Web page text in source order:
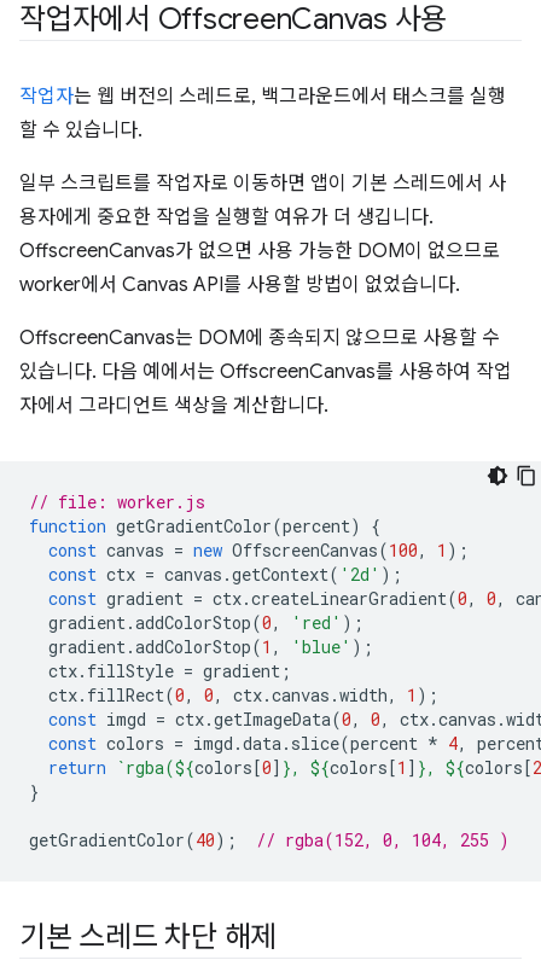
작업자에서 OffscreenCanvas 사용
작업자는 웹 버전의 스레드로, 백그라운드에서 태스크를 실행
할 수 있습니다.
일부 스크립트를 작업자로 이동하면 앱이 기본 스레드에서 사
용자에게 중요한 작업을 실행할 여유가 더 생깁니다.
OffscreenCanvas가 없으면 사용 가능한 DOM이 없으므로
worker에서 Canvas API를 사용할 방법이 없었습니다.
OffscreenCanvas는 DOM에 종속되지 않으므로 사용할 수
있습니다. 다음 예에서는 OffscreenCanvas를 사용하여 작업
자에서 그라디언트 색상을 계산합니다.
// file: worker.js
function getGradientColor(percent)
{
const canvas = new OffscreenCanvas(100, 1 );
const ctx = canvas .getContext( '2d' );
const gradient = ctx.createLinearGradient(0, 0,
gradient.addColorStop(0, 'red' );
gradient.addColorStop(1 , 'blue' );
ctx. fillStyle = gradient ;
ctx. fillRect(0, 0, ctx.canvas .width, 1 );
const imgd = ctx.getImageData(0, 0, ctx.canvas .
const colors = imgd .data. slice(percent * 4,
return
`rgba(${colors[0] }, ${colors[1 ] }, ${colors[2
}
getGradientColor(40); // rgba(152, 0, 104, 255 )
기본 스레드 차단 해제